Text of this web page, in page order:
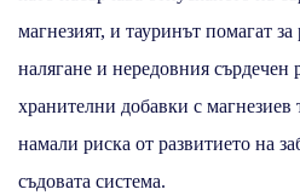
магнезият, и тауринът помагат
налягане и нередовния сърдечен
хранителни добавки с магнезиев
намали риска от развитието на
съдовата система.